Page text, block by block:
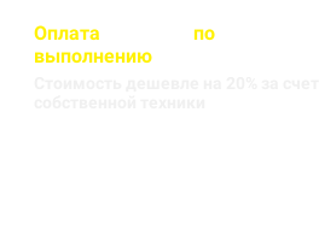
Оплата
по
выполнению